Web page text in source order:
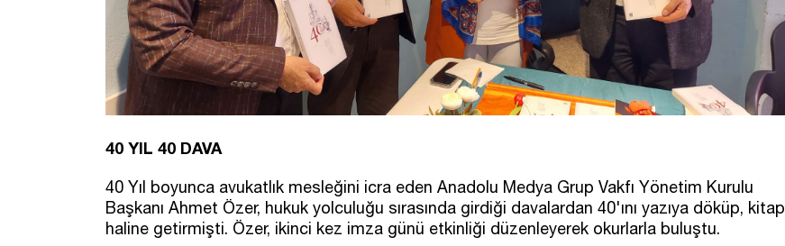
40 YIL 40 DAVA
40 Yıl boyunca avukatlık mesleğini icra eden Anadolu Medya Grup Vakfı Yönetim Kurulu
Başkanı Ahmet Özer, hukuk yolculuğu sırasında girdiği davalardan 40'ını yazıya döküp, kitap
haline getirmişti. Özer, ikinci kez imza günü etkinliği düzenleyerek okurlarla buluştu.